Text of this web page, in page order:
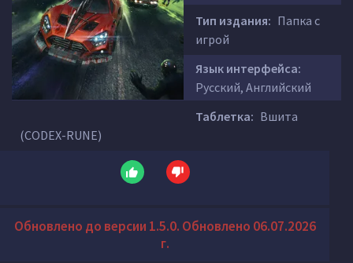
Тип издания: Папка с
игрой
Язык интерфейса:
Русский, Английский
Таблетка: Вшита
(CODEX-RUNE)
Обновлено до версии 1.5.0. Обновлено 06.07.2026
г.